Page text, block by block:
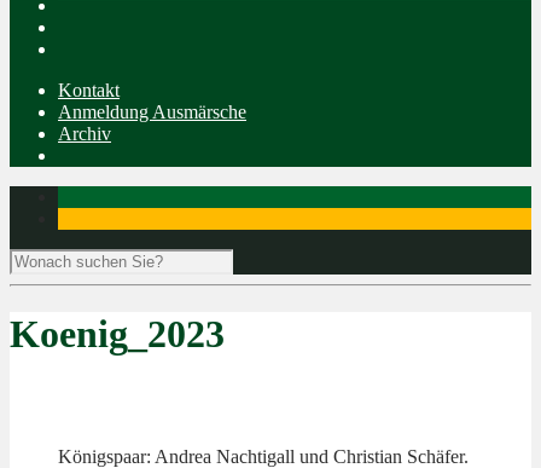
Kontakt
Anmeldung Ausmärsche
Archiv
Koenig_2023
Königspaar: Andrea Nachtigall und Christian Schäfer.